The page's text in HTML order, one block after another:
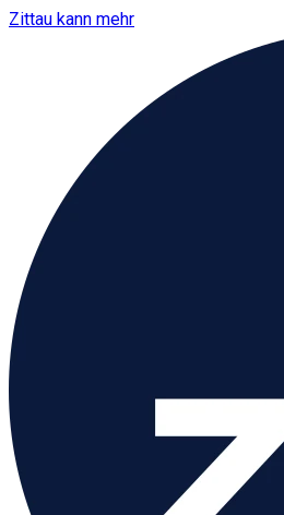
Zittau kann mehr